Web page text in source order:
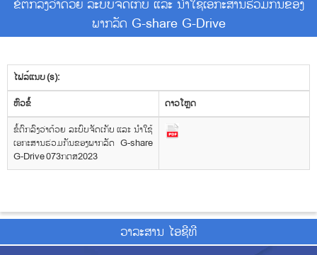
g
e
a
v
i
g
a
t
i
o
n
ຂໍ້ຕົກລົງວ່າດ້ວຍ ລະບົບຈັດເກັບ ແລະ ນໍາໃຊ້ເອກະສານຮ່ວມກັນຂອງ
ພາກລັດ G-share G-Drive
ໄຟລ໌ແນບ (s):
​ຫົວ​ຂໍ້
ດາວ​ໂຫຼດ
ຂໍ້ຕົກລົງວ່າດ້ວຍ ລະບົບຈັດເກັບ ແລະ ນໍາໃຊ້
ເອກະສານຮ່ວມກັນຂອງພາກລັດ G-share
G-Drive 073ກຕສ2023
ວາ​ລະ​ສານ ໄອ​ຊີ​ທີ